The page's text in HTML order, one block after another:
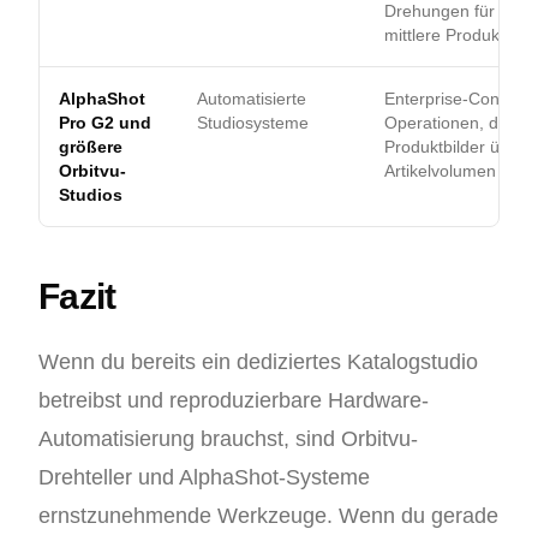
Drehungen für
mittlere Produkte
AlphaShot
Pro G2 und
größere
Orbitvu-
Studios
Automatisierte
Studiosysteme
Enterprise-Content-
Operationen, die
Produktbilder über
Artikelvolumen
Fazit
Wenn du bereits ein dediziertes Katalogstudio
betreibst und reproduzierbare Hardware-
Automatisierung brauchst, sind Orbitvu-
Drehteller und AlphaShot-Systeme
ernstzunehmende Werkzeuge. Wenn du gerade